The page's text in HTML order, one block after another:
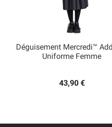
Déguisement Mercredi™
Uniforme Femme
43,90 €
Aperçu rapide